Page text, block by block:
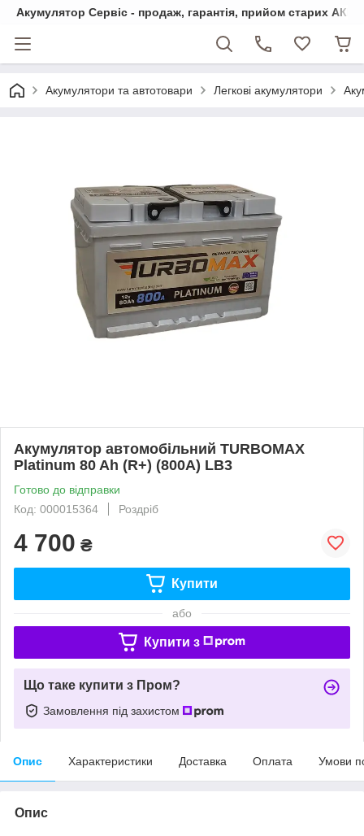
Акумулятор Сервіс - продаж, гарантія, прийом старих АКБ
Акумулятори та автотовари Легкові акумулятори
Акумулятор автомобільний TURBOMAX
Platinum 80 Ah (R+) (800A) LB3
Готово до відправки
Код: 000015364
Роздріб
4 700 ₴
Купити
або
Купити з
Що таке купити з Пром?
Замовлення під захистом
Опис Характеристики Доставка Оплата Умови
Опис